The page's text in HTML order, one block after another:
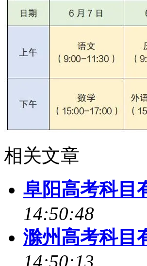
相关文章
阜阳高考科目
14:50:48
滁州高考科目
14:50:13